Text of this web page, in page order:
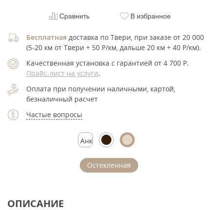
Сравнить В избранное
Бесплатная доставка по Твери, при заказе от 20 000
(5-20 км от Твери + 50 Р/км, дальше 20 км + 40 Р/км).
Качественная установка с гарантией от 4 700 Р.
Прайс-лист на услуги.
Оплата при получении наличными, картой,
безналичный расчет
Частые вопросы
Анкор
Остекленная
ОПИСАНИЕ